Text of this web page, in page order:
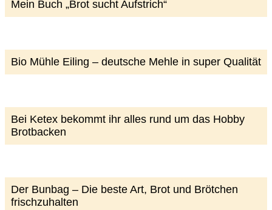
Mein Buch „Brot sucht Aufstrich“
Bio Mühle Eiling – deutsche Mehle in super Qualität
Bei Ketex bekommt ihr alles rund um das Hobby
Brotbacken
Der Bunbag – Die beste Art, Brot und Brötchen
frischzuhalten